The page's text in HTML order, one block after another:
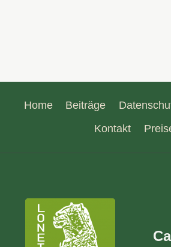
Home Beiträge
Kontakt